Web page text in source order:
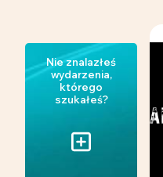
Nie znalazłeś
wydarzenia,
którego
szukałeś?